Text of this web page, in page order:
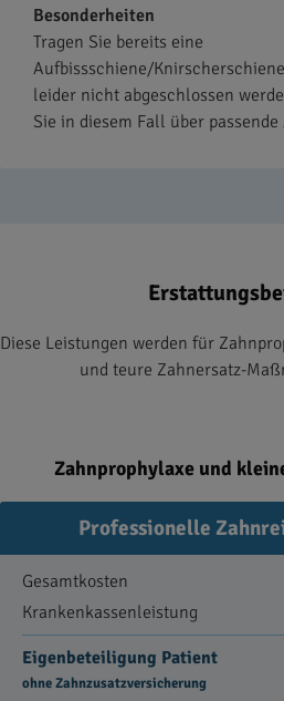
Besonderheiten
Tragen Sie bereits eine
Aufbissschiene/
leider nicht abgeschlossen
Sie in diesem Fall über
Diese Leistungen werden für
und teure Zahnersatz-
Zahnprophylaxe und
Professionelle
Gesamtkosten
Krankenkassenleistung
Eigenbeteiligung Patient
ohne Zahnzusatzversicherung